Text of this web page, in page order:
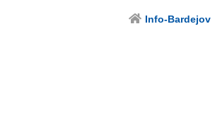
Info-Bardejov